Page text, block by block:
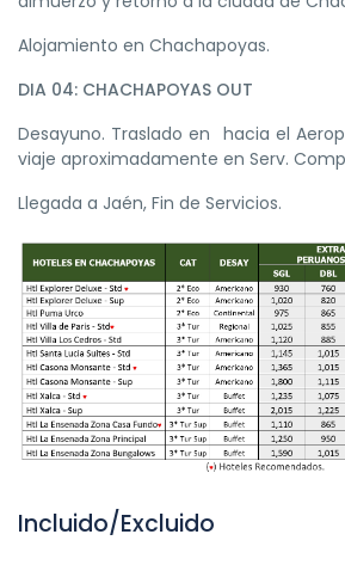
Alojamiento en Chachapoyas.
DIA 04: CHACHAPOYAS OUT
Desayuno. Traslado en hacia el
viaje aproximadamente en Serv.
Llegada a Jaén, Fin de Servicios.
Incluido/Excluido